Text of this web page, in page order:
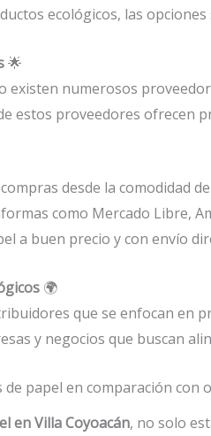
ecológicos, las
🌟
existen numerosos
estos proveedores ofrecen
desde la comodidad
como Mercado Libre,
a buen precio y con envío
🌍
que se enfocan en
y negocios que buscan
de papel en comparación con
en Villa Coyoacán, no solo